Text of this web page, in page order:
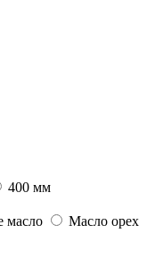
400 мм
масло Масло орех